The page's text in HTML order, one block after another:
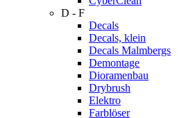
D - F
Decals
Decals, klein
Decals Malmbergs
Demontage
Dioramenbau
Drybrush
Elektro
Farblöser